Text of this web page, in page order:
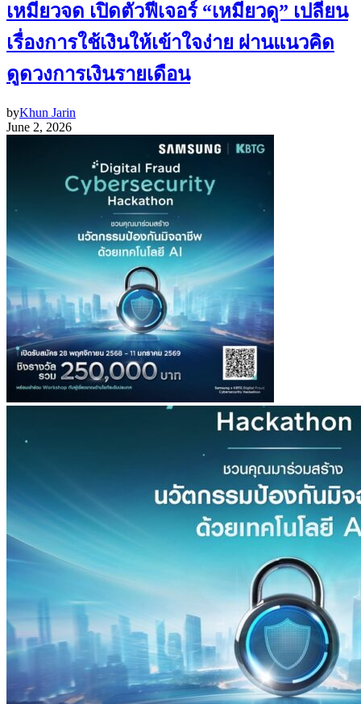
เหมียวจด เปิดตัวฟีเจอร์ “เหมียวดู” เปลี่ยน
เรื่องการใช้เงินให้เข้าใจง่าย ผ่านแนวคิด
ดูดวงการเงินรายเดือน
byKhun Jarin
June 2, 2026